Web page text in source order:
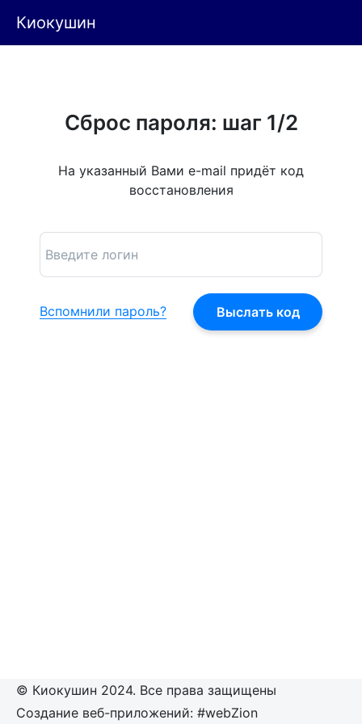
Киокушин
Сброс пароля: шаг 1/2
На указанный Вами e-mail придёт код
восстановления
Вспомнили пароль?
© Киокушин 2024. Все права защищены
Создание веб-приложений: #webZion